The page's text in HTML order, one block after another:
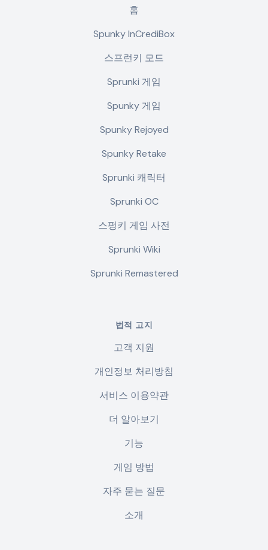
홈
Spunky InCrediBox
스프런키 모드
Sprunki 게임
Spunky 게임
Spunky Rejoyed
Spunky Retake
Sprunki 캐릭터
Sprunki OC
스펑키 게임 사전
Sprunki Wiki
Sprunki Remastered
법적 고지
고객 지원
개인정보 처리방침
서비스 이용약관
더 알아보기
기능
게임 방법
자주 묻는 질문
소개